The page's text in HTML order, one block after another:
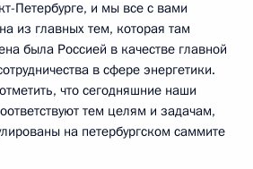
Петербурге, и мы все с вами
из главных тем, которая там
была Россией в качестве главной
в сфере энергетики.
что сегодняшние наши
тем целям и задачам,
на петербургском саммите